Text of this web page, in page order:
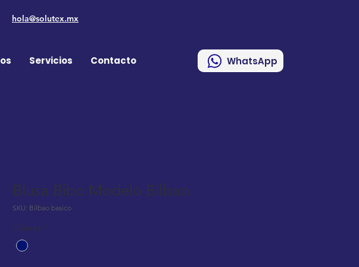
hola@solutex.mx
Servicios Contacto WhatsApp
Blusa Bibo Modelo Bilbao
SKU: Bilbao basico
Colores *